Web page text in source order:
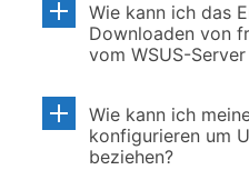
Wie kann ich das
Downloaden von
vom WSUS-
Wie kann ich
konfigurieren um
beziehen?